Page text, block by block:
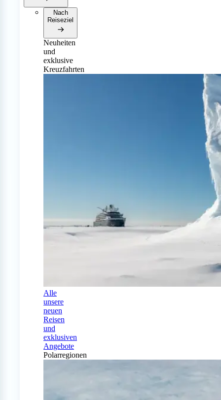
Nach
Reiseziel
Neuheiten
und
exklusive
Kreuzfahrten
Alle
unsere
neuen
Reisen
und
exklusiven
Angebote
Polarregionen